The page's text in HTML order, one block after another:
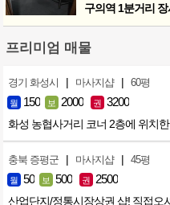
구의역 1분거리
프리미엄 매물
경기 화성시 | 마사지샵 | 60평
월 150 보 2000 권 3200
화성 농협사거리 코너 2층에 위치
충북 증평군 | 마사지샵 | 45평
월 50 보 500 권 2500
산업단지/정통시장상권 샵! 직접오